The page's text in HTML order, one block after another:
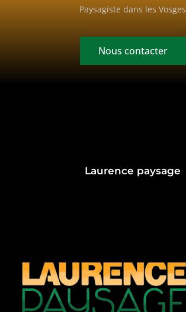
Paysagiste dans les Vosges
Nous contacter
Laurence paysage